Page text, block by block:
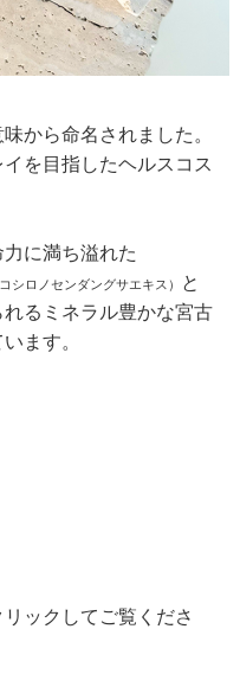
から命名されました。
を目指したヘルスコス
に満ち溢れた
コシロノセンダングサエキス）
と
るミネラル豊かな宮古
ます。
ックしてご覧くださ